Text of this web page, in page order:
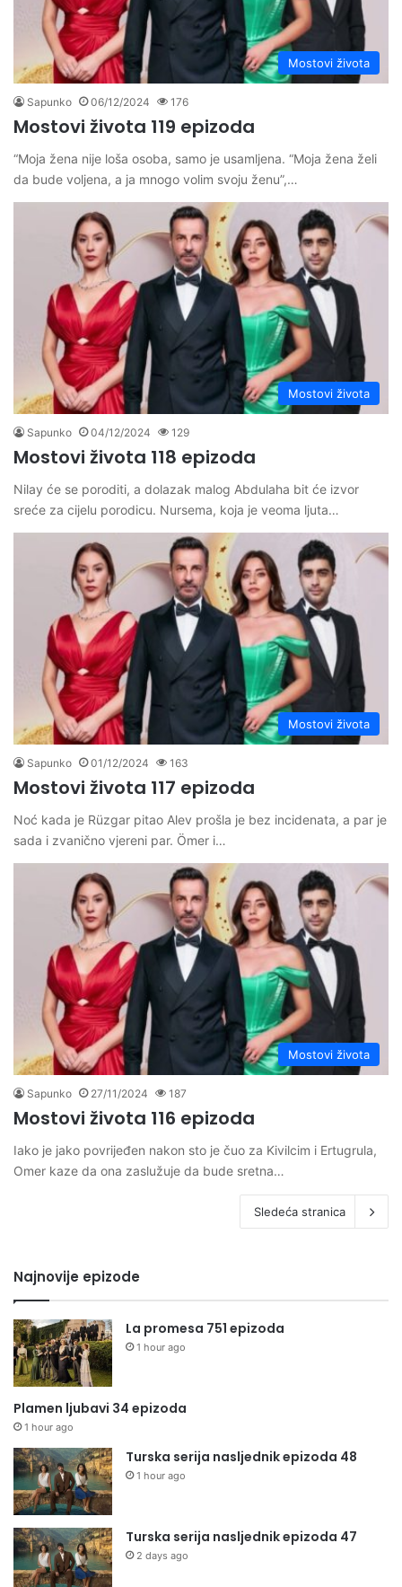
Mostovi života
Sapunko 06/12/2024 176
Mostovi života 119 epizoda
“Moja žena nije loša osoba, samo je usamljena. “Moja žena želi
da bude voljena, a ja mnogo volim svoju ženu”,…
Mostovi života
Sapunko 04/12/2024 129
Mostovi života 118 epizoda
Nilay će se poroditi, a dolazak malog Abdulaha bit će izvor
sreće za cijelu porodicu. Nursema, koja je veoma ljuta…
Mostovi života
Sapunko 01/12/2024 163
Mostovi života 117 epizoda
Noć kada je Rüzgar pitao Alev prošla je bez incidenata, a par je
sada i zvanično vjereni par. Ömer i…
Mostovi života
Sapunko 27/11/2024 187
Mostovi života 116 epizoda
Iako je jako povrijeđen nakon sto je čuo za Kivilcim i Ertugrula,
Omer kaze da ona zaslužuje da bude sretna…
Sledeća stranica
Najnovije epizode
La promesa 751 epizoda
1 hour ago
Plamen ljubavi 34 epizoda
1 hour ago
Turska serija nasljednik epizoda 48
1 hour ago
Turska serija nasljednik epizoda 47
2 days ago